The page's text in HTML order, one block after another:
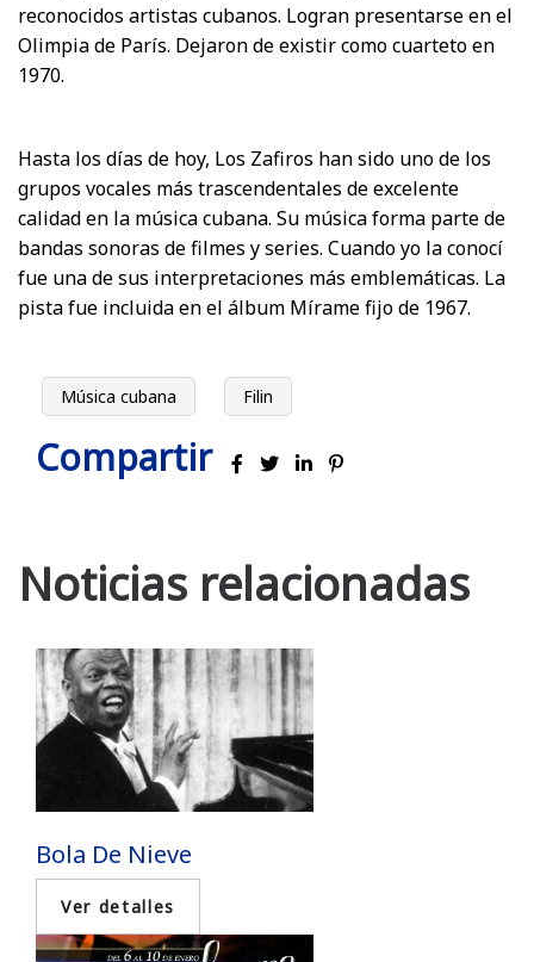
reconocidos artistas cubanos. Logran presentarse en el
Olimpia de París. Dejaron de existir como cuarteto en
1970.
Hasta los días de hoy, Los Zafiros han sido uno de los
grupos vocales más trascendentales de excelente
calidad en la música cubana. Su música forma parte de
bandas sonoras de filmes y series. Cuando yo la conocí
fue una de sus interpretaciones más emblemáticas. La
pista fue incluida en el álbum Mírame fijo de 1967.
Música cubana Filin
Compartir
Noticias relacionadas
Bola De Nieve